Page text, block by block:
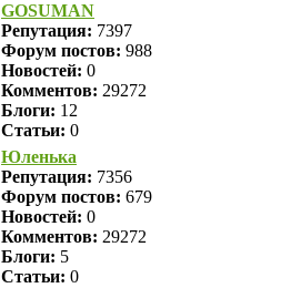
GOSUMAN
Репутация: 7397
Форум постов: 988
Новостей: 0
Комментов: 29272
Блоги: 12
Статьи: 0
Юленька
Репутация: 7356
Форум постов: 679
Новостей: 0
Комментов: 29272
Блоги: 5
Статьи: 0